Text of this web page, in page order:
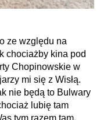
ze względu na
chociażby kina pod
Chopinowskie w
mi się z Wisłą.
nie będą to Bulwary
lubię tam
tym razem tam,